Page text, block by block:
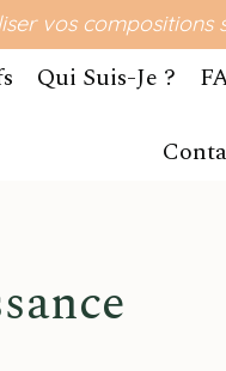
vos compositions
Qui Suis-Je ?